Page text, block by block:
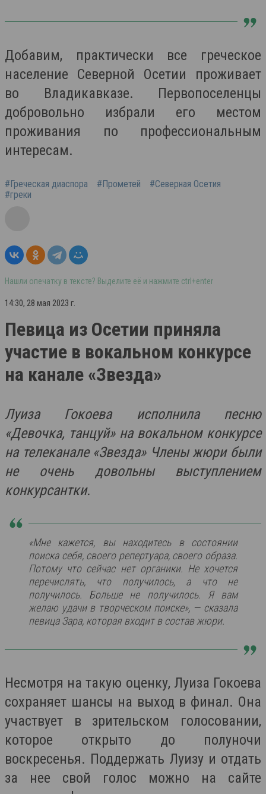
Добавим, практически все греческое
население Северной Осетии проживает
во Владикавказе. Первопоселенцы
добровольно избрали его местом
проживания по профессиональным
интересам.
#Греческая диаспора #Прометей
#Северная Осетия
#греки
Нашли опечатку в тексте? Выделите её и нажмите ctrl+enter
14:30, 28 мая 2023 г.
Певица из Осетии приняла
участие в вокальном конкурсе
на канале «Звезда»
Луиза Гокоева исполнила песню
«Девочка, танцуй» на вокальном конкурсе
на телеканале «Звезда» Члены жюри были
не очень довольны выступлением
конкурсантки.
«Мне кажется, вы находитесь в состоянии
поиска себя, своего репертуара, своего образа.
Потому что сейчас нет органики. Не хочется
перечислять, что получилось, а что не
получилось. Больше не получилось. Я вам
желаю удачи в творческом поиске», — сказала
певица Зара, которая входит в состав жюри.
Несмотря на такую оценку, Луиза Гокоева
сохраняет шансы на выход в финал. Она
участвует в зрительском голосовании,
которое открыто до полуночи
воскресенья. Поддержать Луизу и отдать
за нее свой голос можно на сайте